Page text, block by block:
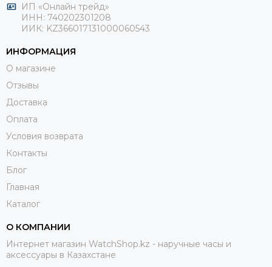
ИП «Онлайн трейд»
ИНН: 740202301208
ИИК: KZ366017131000060543
ИНФОРМАЦИЯ
О магазине
Отзывы
Доставка
Оплата
Условия возврата
Контакты
Блог
Главная
Каталог
О КОМПАНИИ
Интернет магазин WatchShop.kz - наручные часы и
аксессуары в Казахстане